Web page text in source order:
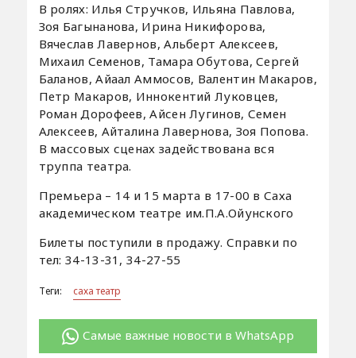
В ролях: Илья Стручков, Ильяна Павлова,
Зоя Багынанова, Ирина Никифорова,
Вячеслав Лавернов, Альберт Алексеев,
Михаил Семенов, Тамара Обутова, Сергей
Баланов, Айаал Аммосов, Валентин Макаров,
Петр Макаров, Иннокентий Луковцев,
Роман Дорофеев, Айсен Лугинов, Семен
Алексеев, Айталина Лавернова, Зоя Попова.
В массовых сценах задействована вся
труппа театра.
Премьера – 14 и 15 марта в 17-00 в Саха
академическом театре им.П.А.Ойунского
Билеты поступили в продажу. Справки по
тел: 34-13-31, 34-27-55
Теги: саха театр
Самые важные новости в WhatsApp